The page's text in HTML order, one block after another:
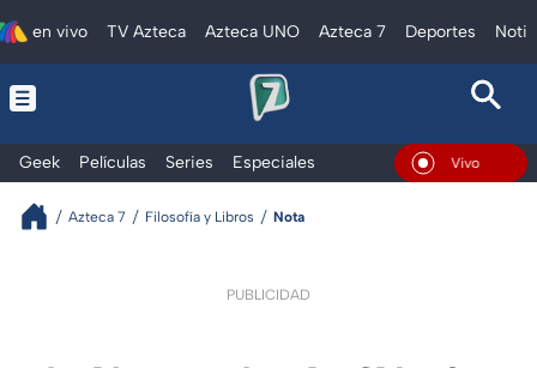
en vivo TV Azteca Azteca UNO Azteca 7 Deportes
Geek Películas Series Especiales En Vivo
Azteca 7 Filosofía y Libros Nota
PUBLICIDAD